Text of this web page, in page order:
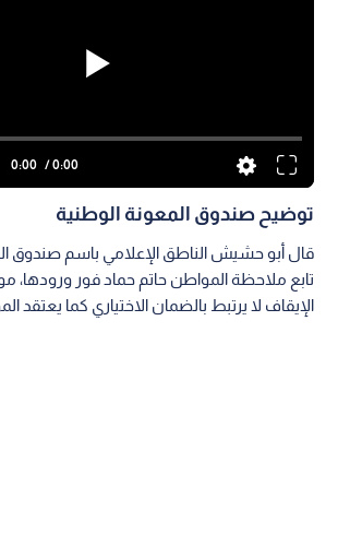
0:00 / 0:00
توضيح صندوق المعونة الوطنية
قال أبو حشيش الناطق الإعلامي باسم صندوق
تابع ملاحظة المواطن حاتم حماد فور
الإيقاف لا يرتبط بالضمان الاختياري كما يعتقد